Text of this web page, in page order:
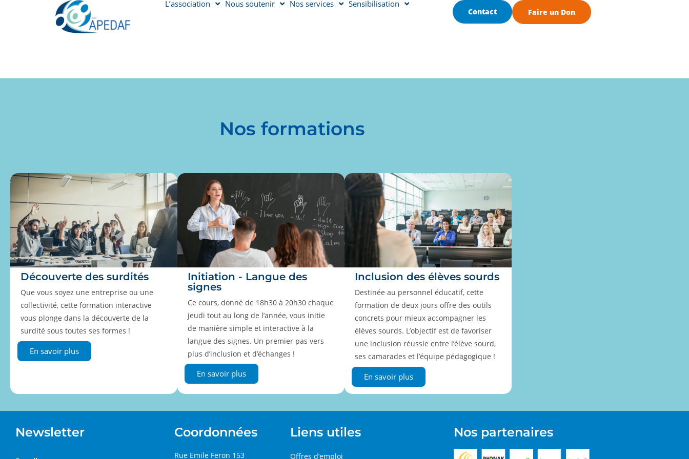
L’association Nous soutenir Nos services Sensibilisation
Contact Faire un Don
Nos formations
Découverte des surdités
Que vous soyez une entreprise ou une
collectivité, cette formation interactive
vous plonge dans la découverte de la
surdité sous toutes ses formes !
En savoir plus
Initiation - Langue des
signes
Ce cours, donné de 18h30 à 20h30 chaque
jeudi tout au long de l’année, vous initie
de manière simple et interactive à la
langue des signes. Un premier pas vers
plus d’inclusion et d’échanges !
En savoir plus
Inclusion des élèves sourds
Destinée au personnel éducatif, cette
formation de deux jours offre des outils
concrets pour mieux accompagner les
élèves sourds. L’objectif est de favoriser
une inclusion réussie entre l’élève sourd,
ses camarades et l’équipe pédagogique !
En savoir plus
Newsletter Coordonnées
Rue Emile Feron 153
Liens utiles
Offres d’emploi
Nos partenaires